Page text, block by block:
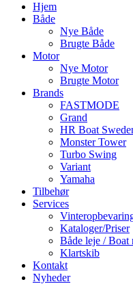
Hjem
Både
Nye Både
Brugte Både
Motor
Nye Motor
Brugte Motor
Brands
FASTMODE
Grand
HR Boat
Monster Tower
Turbo Swing
Variant
Yamaha
Tilbehør
Services
Kataloger/Priser
Både leje / Boat
Klartskib
Kontakt
Nyheder